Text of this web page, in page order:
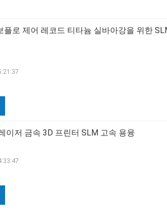
플로 제어 레코드 티타늄 실바아강을 위한
이저 금속 3D 프린터 SLM 고속 용융